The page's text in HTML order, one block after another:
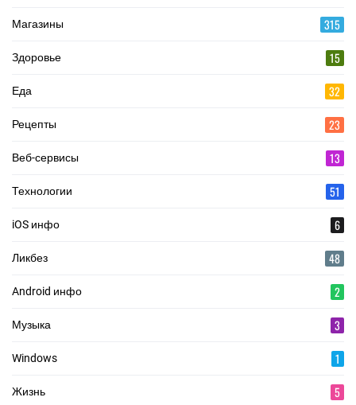
Магазины 315
Здоровье 15
Еда 32
Рецепты 23
Веб-сервисы 13
Технологии 51
iOS инфо 6
Ликбез 48
Android инфо 2
Музыка 3
Windows 1
Жизнь 5